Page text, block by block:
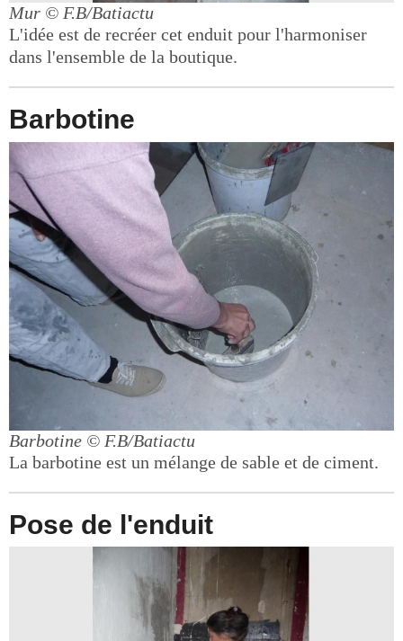
Mur © F.B/Batiactu
L'idée est de recréer cet enduit pour l'harmoniser
dans l'ensemble de la boutique.
Barbotine
Barbotine © F.B/Batiactu
La barbotine est un mélange de sable et de ciment.
Pose de l'enduit